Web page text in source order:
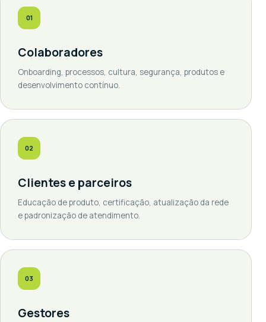
01
Colaboradores
Onboarding, processos, cultura, segurança, produtos e
desenvolvimento contínuo.
02
Clientes e parceiros
Educação de produto, certificação, atualização da rede
e padronização de atendimento.
03
Gestores